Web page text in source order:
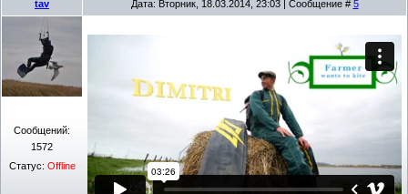
tav Дата: Вторник, 18.03.2014, 23:03 | Сообщение # 5
Сообщений:
1572
Статус: Offline